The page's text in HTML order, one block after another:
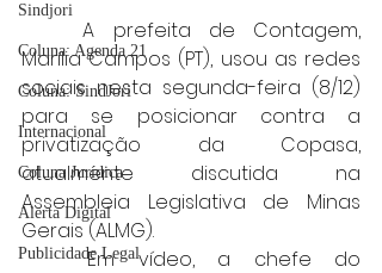
Sindjori
Coluna: Agenda 21
Coluna: SindJori
Internacional
Coluna Jurídica
Alerta Digital
Publicidade Legal
	A prefeita de Contagem,
Marília Campos (PT), usou as redes
sociais nesta segunda-feira (8/12)
para se posicionar contra a
privatização da Copasa,
atualmente discutida na
Assembleia Legislativa de Minas
Gerais (ALMG).
	Em vídeo, a chefe do